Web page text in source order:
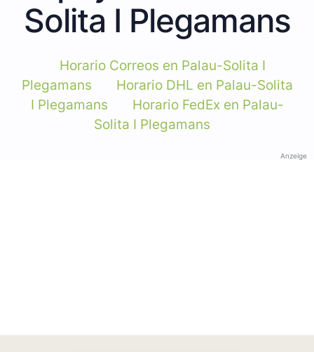
Solita I Plegamans
Horario Correos en Palau-Solita I
Plegamans
Horario DHL en Palau-Solita
I Plegamans
Horario FedEx en Palau-
Solita I Plegamans
Anzeige